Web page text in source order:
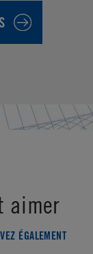
aimer
ÉGALEMENT